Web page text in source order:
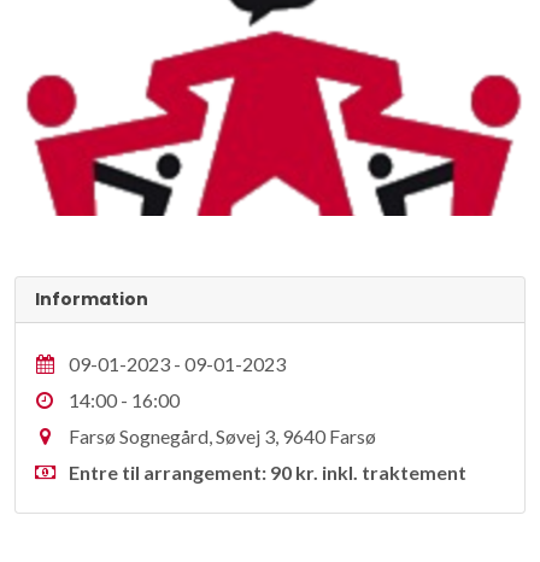
Information
09-01-2023 - 09-01-2023
14:00 - 16:00
Farsø Sognegård, Søvej 3, 9640 Farsø
Entre til arrangement: 90 kr. inkl. traktement